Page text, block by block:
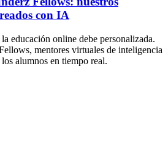
con IA
educación online debe personalizada.
mentores virtuales de inteligencia
alumnos en tiempo real.